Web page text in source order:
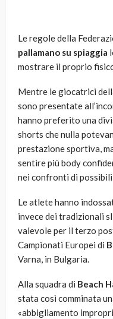
Le regole della
pallamano su spiaggia
mostrare il proprio
Mentre le giocatrici
sono presentate
hanno preferito una
shorts che nulla
prestazione sportiva,
sentire più body
nei confronti di
Le atlete hanno
invece dei tradizionali
valevole per il terzo
Campionati Europei di
Varna, in Bulgaria.
Alla squadra di Beach
stata così comminata
«abbigliamento